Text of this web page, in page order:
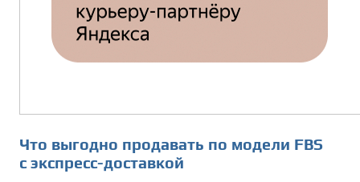
Что выгодно продавать по модели FBS
с экспресс-доставкой